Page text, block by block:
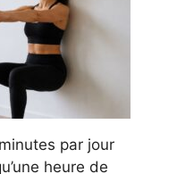
par jour
heure de